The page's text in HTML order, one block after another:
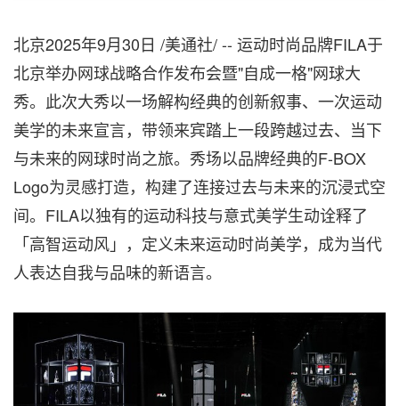
北京2025年9月30日 /美通社/ -- 运动时尚品牌FILA于
北京举办网球战略合作发布会暨"自成一格"网球大
秀。此次大秀以一场解构经典的创新叙事、一次运动
美学的未来宣言，带领来宾踏上一段跨越过去、当下
与未来的网球时尚之旅。秀场以品牌经典的F-BOX
Logo为灵感打造，构建了连接过去与未来的沉浸式空
间。FILA以独有的运动科技与意式美学生动诠释了
「高智运动风」，定义未来运动时尚美学，成为当代
人表达自我与品味的新语言。